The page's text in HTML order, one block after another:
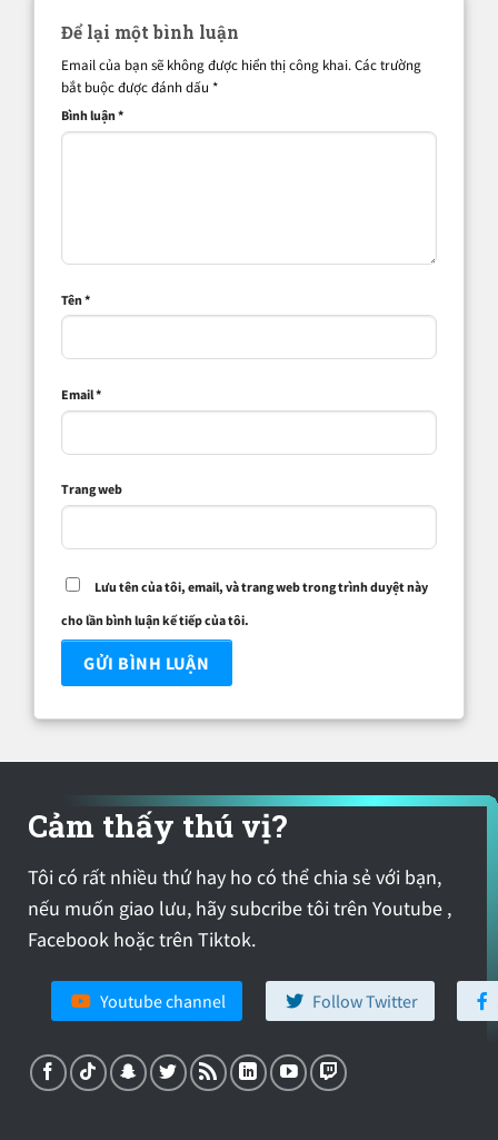
Để lại một bình luận
Email của bạn sẽ không được hiển thị công khai.Các trường
bắt buộc được đánh dấu *
Bình luận*
Tên*
Email*
Trang web
Lưu tên của tôi, email, và trang web trong trình duyệt này
cho lần bình luận kế tiếp của tôi.
Cảm thấy thú vị?
Tôi có rất nhiều thứ hay ho có thể chia sẻ với bạn,
nếu muốn giao lưu, hãy subcribe tôi trên Youtube ,
Facebook hoặc trên Tiktok.
Youtube channel Follow Twitter